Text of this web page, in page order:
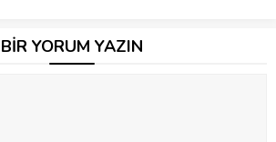
BİR YORUM YAZIN